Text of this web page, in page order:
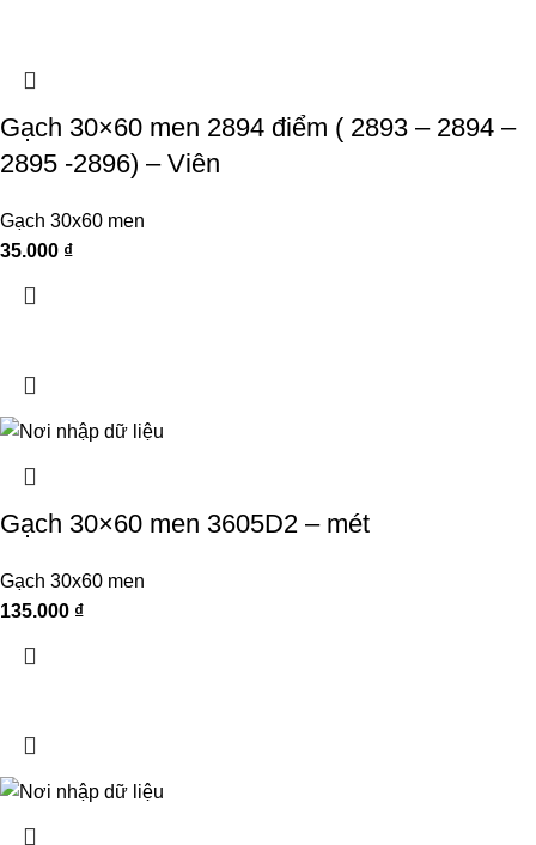
Gạch 30×60 men 2894 điểm ( 2893 – 2894 –
2895 -2896) – Viên
Gạch 30x60 men
35.000 ₫
Gạch 30×60 men 3605D2 – mét
Gạch 30x60 men
135.000 ₫